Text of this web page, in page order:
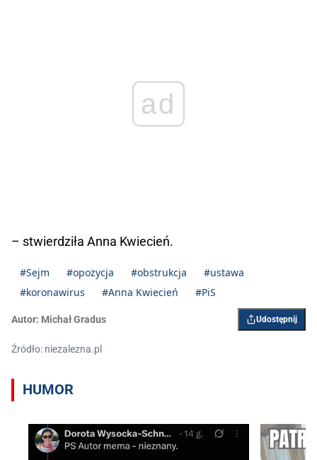
ad
– stwierdziła Anna Kwiecień.
#Sejm #opozycja #obstrukcja
#ustawa
#koronawirus
#Anna Kwiecień #PiS
Autor: Michał Gradus Udostępnij
Źródło: niezalezna.pl
HUMOR